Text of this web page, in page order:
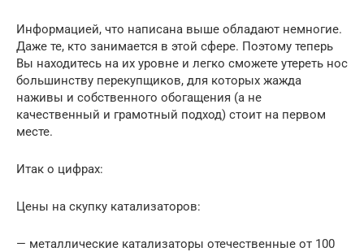
Информацией, что написана выше обладают немногие.
Даже те, кто занимается в этой сфере. Поэтому теперь
Вы находитесь на их уровне и легко сможете утереть нос
большинству перекупщиков, для которых жажда
наживы и собственного обогащения (а не
качественный и грамотный подход) стоит на первом
месте.
Итак о цифрах:
Цены на скупку катализаторов:
— металлические катализаторы отечественные от 100